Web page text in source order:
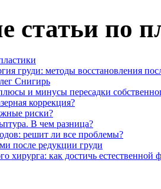
статьи по
груди: методы восстановления
Снигирь
и минусы пересадки
коррекция?
риски?
В чем разница?
решит ли все проблемы?
после редукции груди
хирурга: как достичь